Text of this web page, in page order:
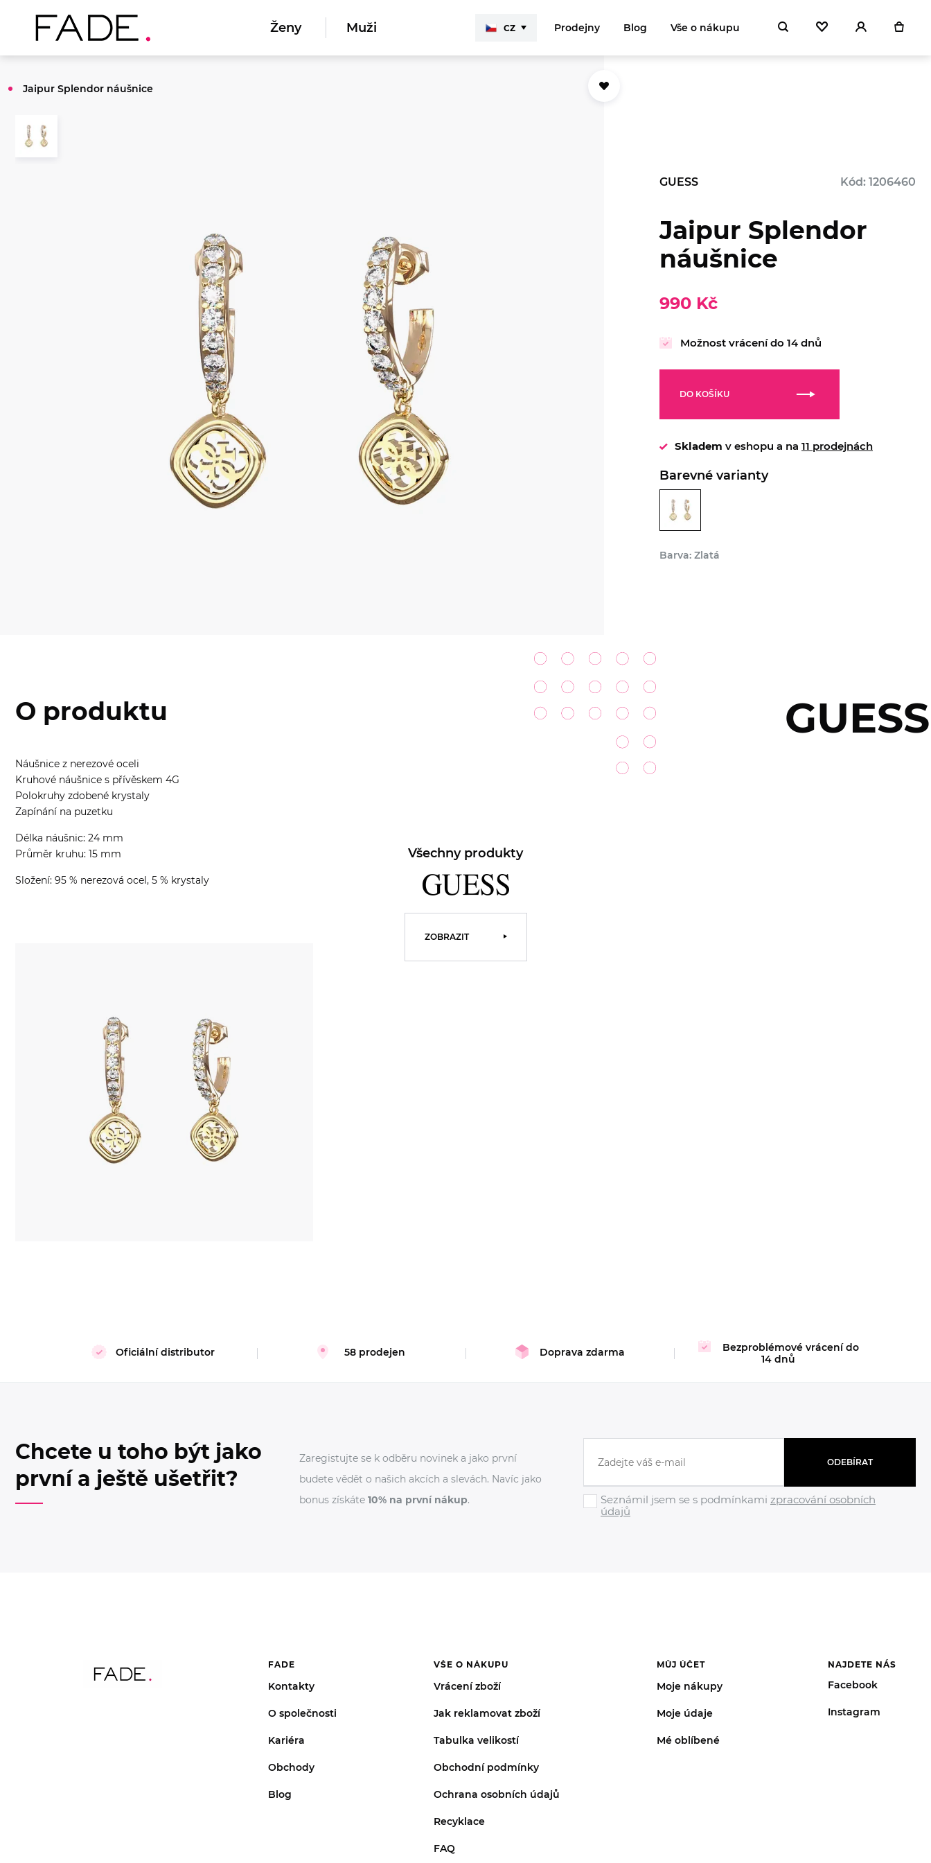
Ženy Muži CZ Prodejny Blog Vše o nákupu
Jaipur Splendor náušnice
GUESS Kód: 1206460
Jaipur Splendor
náušnice
990 Kč
Možnost vrácení do 14 dnů
DO KOŠÍKU
Skladem v eshopu a na 11 prodejnách
Barevné varianty
Barva: Zlatá
O produktu
Náušnice z nerezové oceli
Kruhové náušnice s přívěskem 4G
Polokruhy zdobené krystaly
Zapínání na puzetku
Délka náušnic: 24 mm
Průměr kruhu: 15 mm
Složení: 95 % nerezová ocel, 5 % krystaly
GUESS
Všechny produkty
ZOBRAZIT
Oficiální distributor 58 prodejen Doprava zdarma
Bezproblémové vrácení do
14 dnů
Chcete u toho být jako
první a ještě ušetřit?
Zaregistujte se k odběru novinek a jako první
budete vědět o našich akcích a slevách. Navíc jako
bonus získáte 10% na první nákup.
ODEBÍRAT
Seznámil jsem se s podmínkami zpracování osobních
údajů
FADE
Kontakty
O společnosti
Kariéra
Obchody
Blog
VŠE O NÁKUPU
Vrácení zboží
Jak reklamovat zboží
Tabulka velikostí
Obchodní podmínky
Ochrana osobních údajů
Recyklace
FAQ
MŮJ ÚČET
Moje nákupy
Moje údaje
Mé oblíbené
NAJDETE NÁS
Facebook
Instagram